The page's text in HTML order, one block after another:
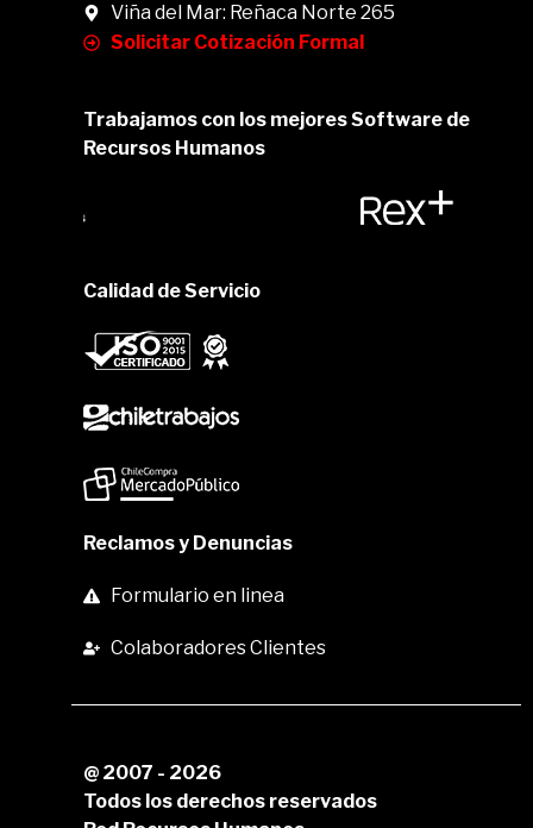
Viña del Mar: Reñaca Norte 265
Solicitar Cotización Formal
Trabajamos con los mejores Software de
Recursos Humanos
Calidad de Servicio
Reclamos y Denuncias
Formulario en linea
Colaboradores Clientes
@ 2007 - 2026
Todos los derechos reservados